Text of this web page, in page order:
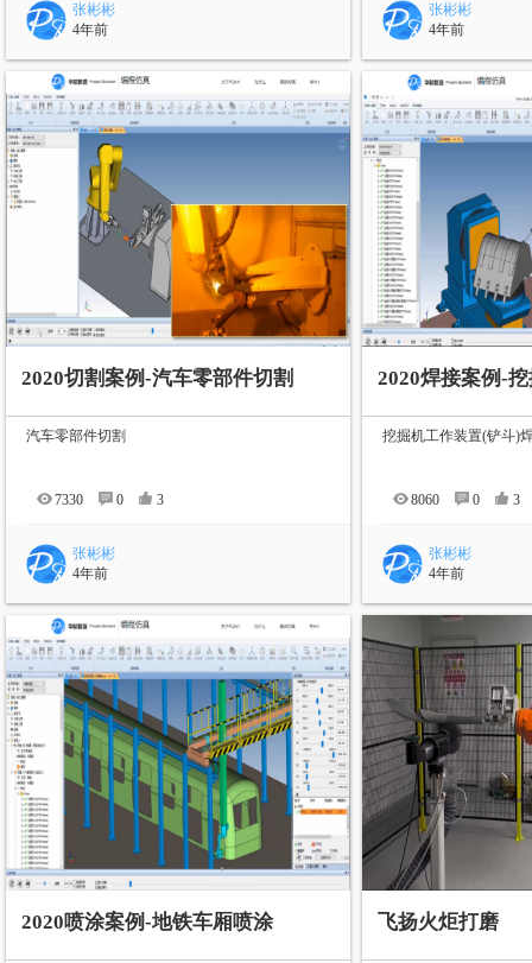
张彬彬
4年前
张彬彬
4年前
2020切割案例-汽车零部件切割
汽车零部件切割
7330 0 3
张彬彬
4年前
挖掘机工作装置(铲斗)
8060 0 3
张彬彬
4年前
2020喷涂案例-地铁车厢喷涂 飞扬火炬打磨